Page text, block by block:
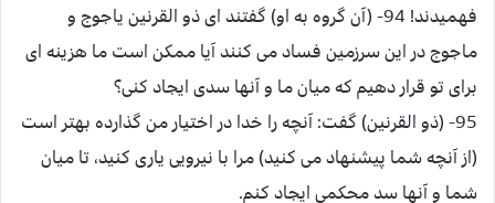
فهميدند! 94- (آن گروه به او) گفتند اى ذو القرنين ياجوج و
ماجوج در اين سرزمين فساد مى كنند آيا ممكن است ما هزينه اى
براى تو قرار دهيم كه ميان ما و آنها سدى ايجاد كنى؟
95- (ذو القرنين) گفت: آنچه را خدا در اختيار من گذارده بهتر است
(از آنچه شما پيشنهاد مى كنيد) مرا با نيرويى يارى كنيد، تا ميان
شما و آنها سد محكمى ايجاد كنم.